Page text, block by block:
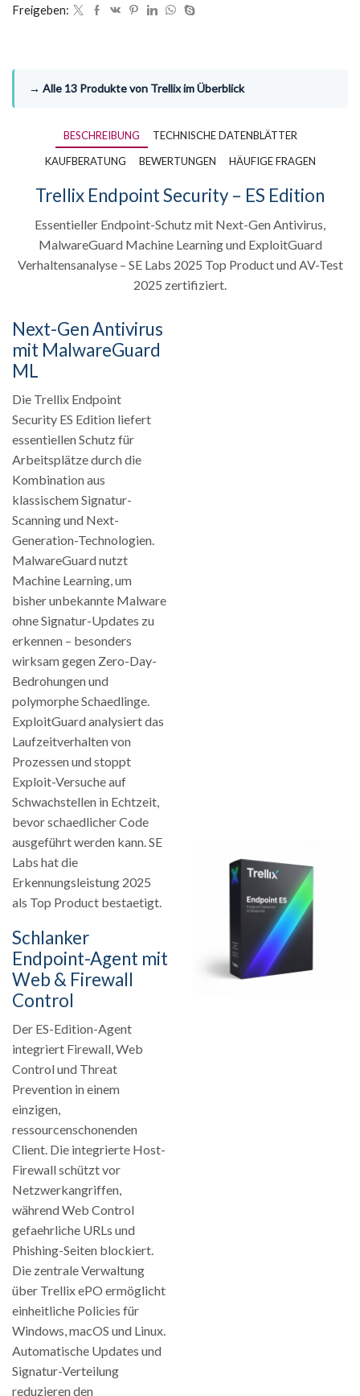
Freigeben:
→ Alle 13 Produkte von Trellix im Überblick
BESCHREIBUNG
TECHNISCHE DATENBLÄTTER
KAUFBERATUNG
BEWERTUNGEN HÄUFIGE FRAGEN
Trellix Endpoint Security – ES Edition
Essentieller Endpoint-Schutz mit Next-Gen Antivirus,
MalwareGuard Machine Learning und ExploitGuard
Verhaltensanalyse – SE Labs 2025 Top Product und AV-Test
2025 zertifiziert.
Next-Gen Antivirus
mit MalwareGuard
ML
Die Trellix Endpoint
Security ES Edition liefert
essentiellen Schutz für
Arbeitsplätze durch die
Kombination aus
klassischem Signatur-
Scanning und Next-
Generation-Technologien.
MalwareGuard nutzt
Machine Learning, um
bisher unbekannte Malware
ohne Signatur-Updates zu
erkennen – besonders
wirksam gegen Zero-Day-
Bedrohungen und
polymorphe Schaedlinge.
ExploitGuard analysiert das
Laufzeitverhalten von
Prozessen und stoppt
Exploit-Versuche auf
Schwachstellen in Echtzeit,
bevor schaedlicher Code
ausgeführt werden kann. SE
Labs hat die
Erkennungsleistung 2025
als Top Product bestaetigt.
Schlanker
Endpoint-Agent mit
Web & Firewall
Control
Der ES-Edition-Agent
integriert Firewall, Web
Control und Threat
Prevention in einem
einzigen,
ressourcenschonenden
Client. Die integrierte Host-
Firewall schützt vor
Netzwerkangriffen,
während Web Control
gefaehrliche URLs und
Phishing-Seiten blockiert.
Die zentrale Verwaltung
über Trellix ePO ermöglicht
einheitliche Policies für
Windows, macOS und Linux.
Automatische Updates und
Signatur-Verteilung
reduzieren den